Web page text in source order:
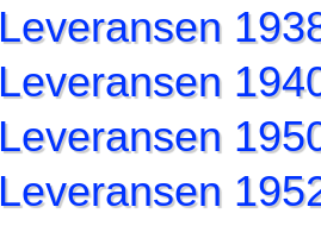
Leveransen
Leveransen
Leveransen
Leveransen